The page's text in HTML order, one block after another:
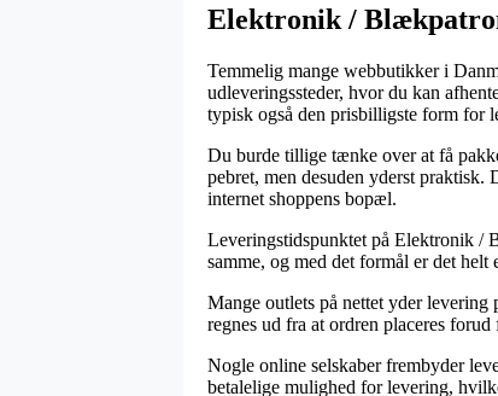
Elektronik /
Temmelig mange webbutikker i
udleveringssteder, hvor du kan
typisk også den prisbilligste form for
Du burde tillige tænke over at få
pebret, men desuden yderst
internet shoppens bopæl.
Leveringstidspunktet på Elektronik /
samme, og med det formål er det helt
Mange outlets på nettet yder
regnes ud fra at ordren placeres
Nogle online selskaber frembyder
betalelige mulighed for levering,